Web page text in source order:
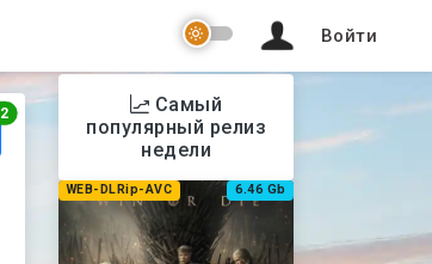
Войти
2Рейтинг
Самый
популярный релиз
недели
WEB-DLRip-AVC 6.46 Gb